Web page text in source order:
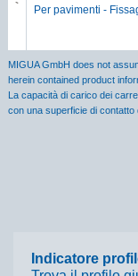
Per pavimenti -
MIGUA GmbH does not
herein contained product
La capacità di carico dei
con una superficie di contatto
Indicatore